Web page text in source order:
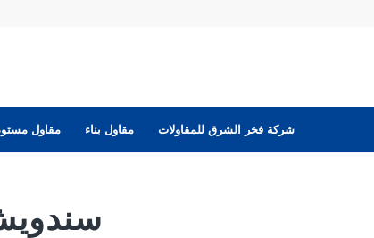
شركة فخر الشرق للمقاولات مقاول بناء مقاول